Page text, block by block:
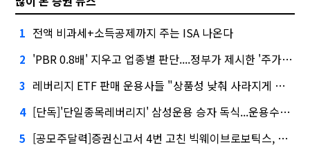
1 전액 비과세+소득공제까지 주는 ISA 나온다
2 'PBR 0.8배' 지우고 업종별 판단....정부가 제시한 '주가 누르기' 방지법
3 레버리지 ETF 판매 운용사들 "상품성 낮춰 사라지게 해야"…일부 신중론도
4 [단독]'단일종목레버리지' 삼성운용 승자 독식...운용수익 미래에셋의 6배
5 [공모주달력]증권신고서 4번 고친 빅웨이브로보틱스, 수요예측